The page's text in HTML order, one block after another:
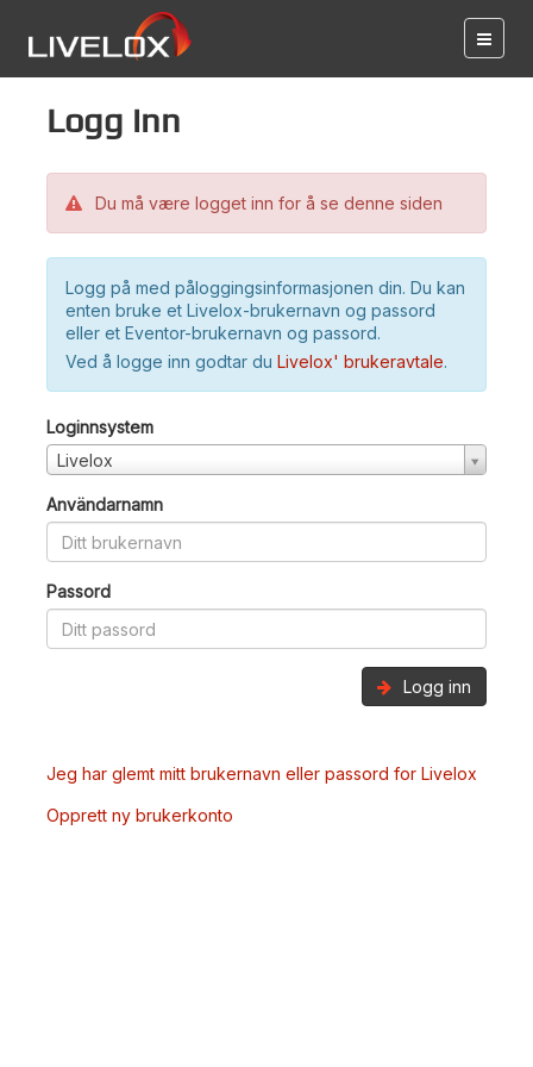
Logg inn
Du må være logget inn for å se denne siden
Logg på med påloggingsinformasjonen din. Du kan
enten bruke et Livelox-brukernavn og passord
eller et Eventor-brukernavn og passord.
Ved å logge inn godtar du Livelox' brukeravtale.
Loginnsystem
Livelox
Användarnamn
Passord
Logg inn
Jeg har glemt mitt brukernavn eller passord for Livelox
Opprett ny brukerkonto